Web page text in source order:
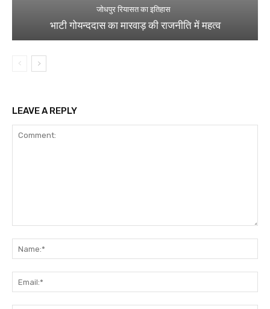
जोधपुर रियासत का इतिहास
भाटी गोयन्ददास का मारवाड़ की राजनीति में महत्व
LEAVE A REPLY